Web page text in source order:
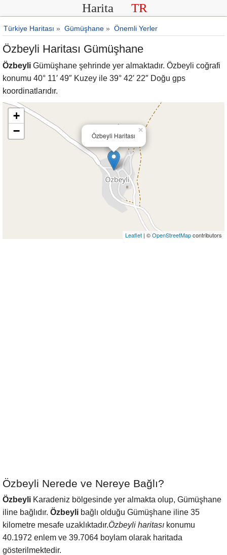
Harita TR
Türkiye Haritası » Gümüşhane » Önemli Yerler
Özbeyli Haritası Gümüşhane
Özbeyli Gümüşhane şehrinde yer almaktadır. Özbeyli coğrafi
konumu 40° 11′ 49″ Kuzey ile 39° 42′ 22″ Doğu gps
koordinatlarıdır.
Özbeyli Haritası
×
+
−
Leaflet | ©OpenStreetMapcontributors
Özbeyli Nerede ve Nereye Bağlı?
Özbeyli Karadeniz bölgesinde yer almakta olup, Gümüşhane
iline bağlıdır. Özbeyli bağlı olduğu Gümüşhane iline 35
kilometre mesafe uzaklıktadır.Özbeyli haritası konumu
40.1972 enlem ve 39.7064 boylam olarak haritada
gösterilmektedir.